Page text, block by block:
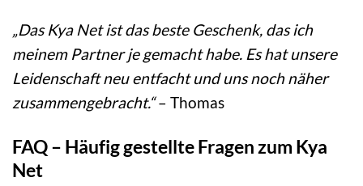
„Das Kya Net ist das beste Geschenk, das ich
meinem Partner je gemacht habe. Es hat unsere
Leidenschaft neu entfacht und uns noch näher
zusammengebracht.“– Thomas
FAQ – Häufig gestellte Fragen zum Kya
Net